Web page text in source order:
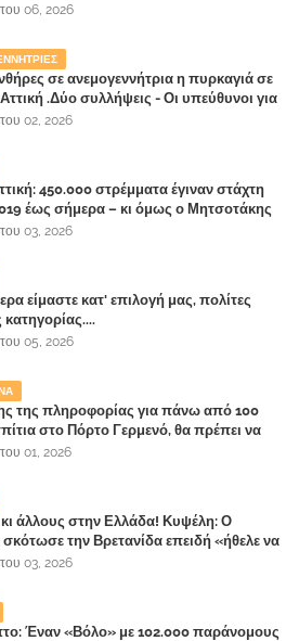
06, 2026
σε ανεμογεννήτρια η πυρκαγιά σε
.Δύο συλλήψεις - Οι υπεύθυνοι για
διαχείριση της κατάσβεσης θα
02, 2026
450.000 στρέμματα έγιναν στάχτη
έως σήμερα – κι όμως ο Μητσοτάκης
και 45% στις εκλογές του 2023,ενώ 50%
03, 2026
είμαστε κατ' επιλογή μας, πολίτες
κατηγορίας....
05, 2026
της πληροφορίας για πάνω από 100
στο Πόρτο Γερμενό, θα πρέπει να
ευθύνες για την ολοσχερή
της Αττικής
01, 2026
άλλους στην Ελλάδα! Κυψέλη: Ο
την Βρετανίδα επειδή «ήθελε να
του χριστιανή»
03, 2026
Έναν «Βόλο» με 102.000 παράνομους